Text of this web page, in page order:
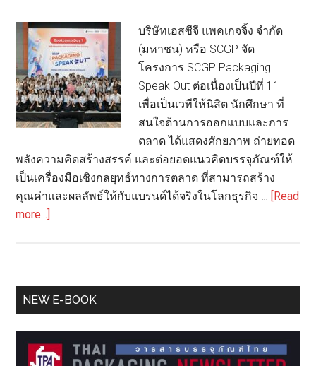
บริษัทเอสซีจี แพคเกจจิ้ง จำกัด
(มหาชน) หรือ SCGP จัด
โครงการ SCGP Packaging
Speak Out ต่อเนื่องเป็นปีที่ 11
เพื่อเป็นเวทีให้นิสิต นักศึกษา ที่
สนใจด้านการออกแบบและการ
ตลาด ได้แสดงศักยภาพ ถ่ายทอด
พลังความคิดสร้างสรรค์ และต่อยอดแนวคิดบรรจุภัณฑ์ให้
เป็นเครื่องมือเชิงกลยุทธ์ทางการตลาด ที่สามารถสร้าง
คุณค่าและผลลัพธ์ให้กับแบรนด์ได้จริงในโลกธุรกิจ …
[Read
more...]
จัด
โครงการ
Packaging
Speak
Primary
NEW E-BOOK